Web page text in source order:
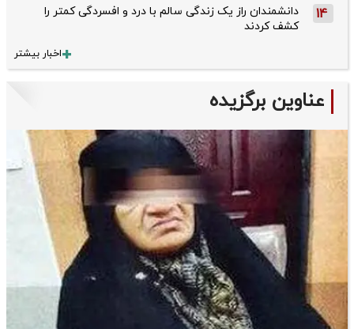
14
دانشمندان راز یک زندگی سالم با درد و افسردگی کمتر را
کشف کردند
اخبار بیشتر
عناوین برگزیده